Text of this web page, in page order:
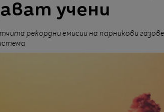
учени
рекордни емисии на парникови